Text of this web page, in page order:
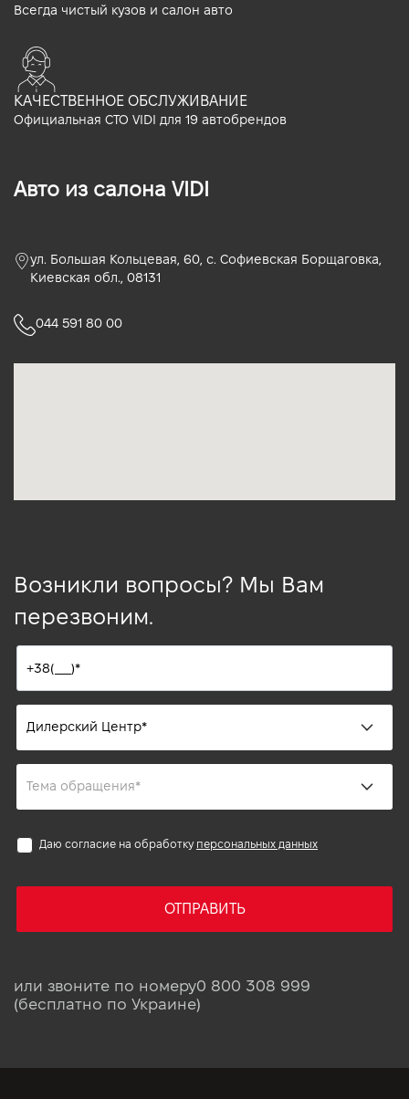
Всегда чистый кузов и салон авто
КАЧЕСТВЕННОЕ ОБСЛУЖИВАНИЕ
Официальная СТО VIDI для 19 автобрендов
Авто из салона VIDI
ул. Большая Кольцевая, 60, с. Софиевская Борщаговка,
Киевская обл., 08131
044 591 80 00
Возникли вопросы? Мы Вам
перезвоним.
Даю согласие на обработку персональных данных
ОТПРАВИТЬ
или звоните по номеру0 800 308 999
(бесплатно по Украине)